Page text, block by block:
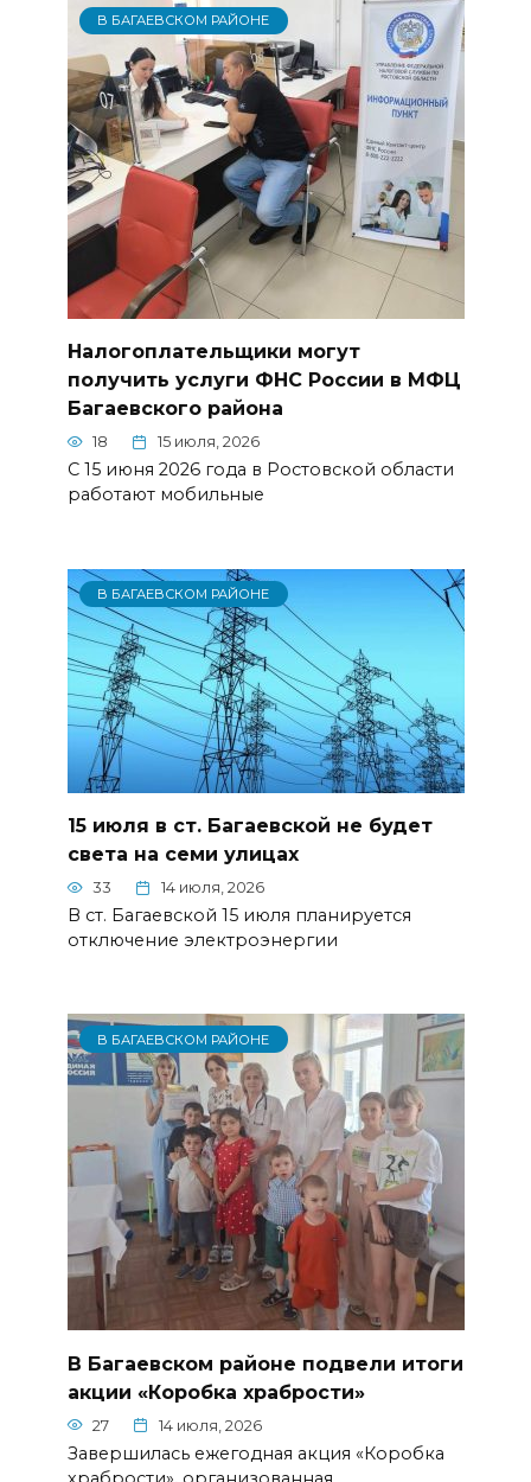
В БАГАЕВСКОМ РАЙОНЕ
Налогоплательщики могут
получить услуги ФНС России в МФЦ
Багаевского района
18 15 июля, 2026
С 15 июня 2026 года в Ростовской области
работают мобильные
В БАГАЕВСКОМ РАЙОНЕ
15 июля в ст. Багаевской не будет
света на семи улицах
33 14 июля, 2026
В ст. Багаевской 15 июля планируется
отключение электроэнергии
В БАГАЕВСКОМ РАЙОНЕ
В Багаевском районе подвели итоги
акции «Коробка храбрости»
27 14 июля, 2026
Завершилась ежегодная акция «Коробка